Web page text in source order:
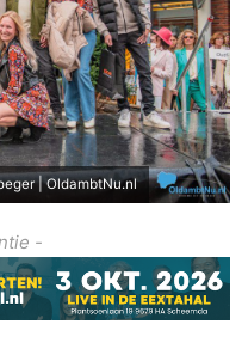
| OldambtNu.nl
-